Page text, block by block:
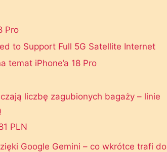
Pro
to Support Full 5G Satellite Internet
temat iPhone’a 18 Pro
liczbę zagubionych bagaży – linie
PLN
Google Gemini – co wkrótce trafi do